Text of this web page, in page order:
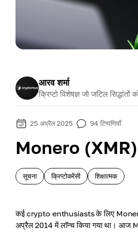
आरव शर्मा
क्रिप्टो विशेषज्ञ जो जटिल सिद्धांतों
25 अप्रैल 2025 94 टिप्पणियाँ
Monero
सूचना क्रिप्टोकरेंसी शिक्षात्मक
कई crypto enthusiasts के लिए
अप्रैल 2014 में लॉन्च किया गया था।